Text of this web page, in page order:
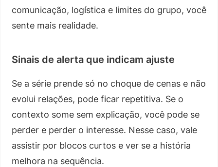
comunicação, logística e limites do grupo, você
sente mais realidade.
Sinais de alerta que indicam ajuste
Se a série prende só no choque de cenas e não
evolui relações, pode ficar repetitiva. Se o
contexto some sem explicação, você pode se
perder e perder o interesse. Nesse caso, vale
assistir por blocos curtos e ver se a história
melhora na sequência.